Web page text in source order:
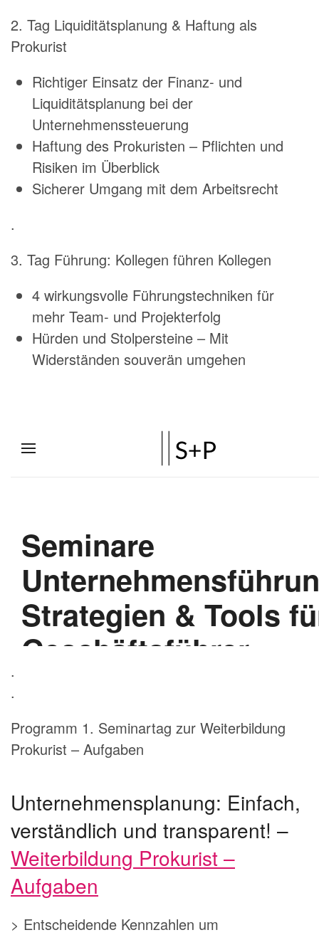
2. Tag Liquiditätsplanung & Haftung als
Prokurist
Richtiger Einsatz der Finanz- und
Liquiditätsplanung bei der
Unternehmenssteuerung
Haftung des Prokuristen – Pflichten und
Risiken im Überblick
Sicherer Umgang mit dem Arbeitsrecht
.
3. Tag Führung: Kollegen führen Kollegen
4 wirkungsvolle Führungstechniken für
mehr Team- und Projekterfolg
Hürden und Stolpersteine – Mit
Widerständen souverän umgehen
.
.
Programm 1. Seminartag zur Weiterbildung
Prokurist – Aufgaben
Unternehmensplanung: Einfach,
verständlich und transparent! –
Weiterbildung Prokurist –
Aufgaben
> Entscheidende Kennzahlen um